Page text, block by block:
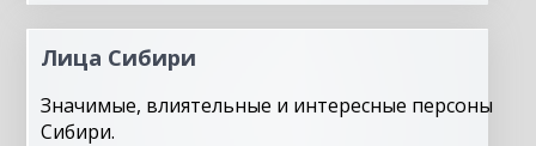
Лица Сибири
Значимые, влиятельные и интересные персоны
Сибири.